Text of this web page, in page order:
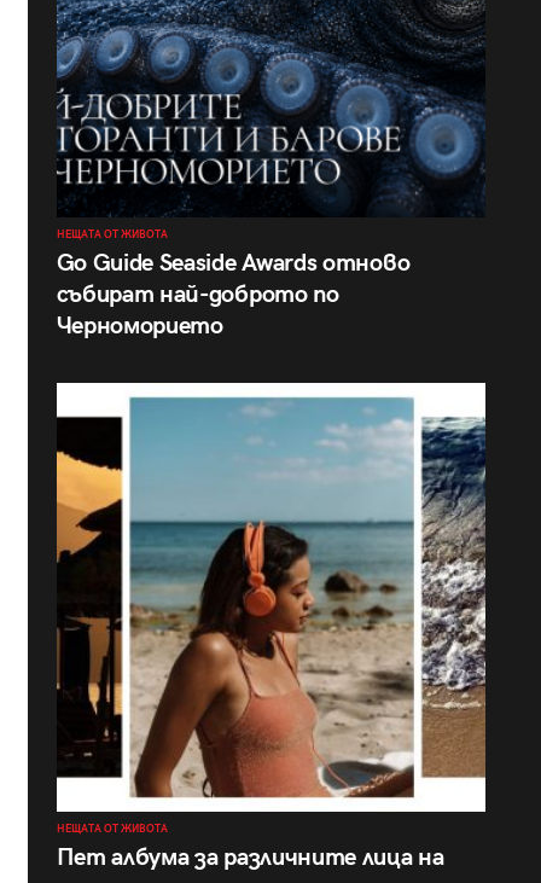
НЕЩАТА ОТ ЖИВОТА
Go Guide Seaside Awards отново
събират най-доброто по
Черноморието
НЕЩАТА ОТ ЖИВОТА
Пет албума за различните лица на